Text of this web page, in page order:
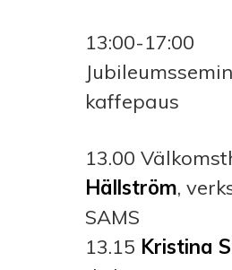
13:00-17:00
kaffepaus
13.00
Hällström,
SAMS
13.15 Kristina